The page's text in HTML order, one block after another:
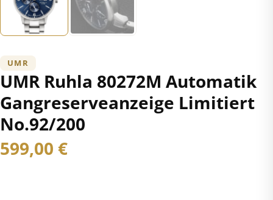
UMR
UMR Ruhla 80272M Automatik
Gangreserveanzeige Limitiert
No.92/200
599,00 €